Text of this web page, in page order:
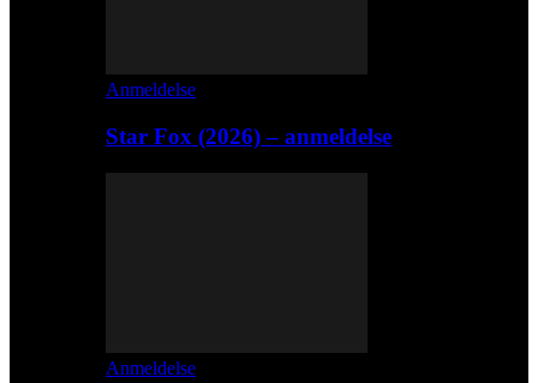
Anmeldelse
Star Fox (2026) – anmeldelse
Anmeldelse